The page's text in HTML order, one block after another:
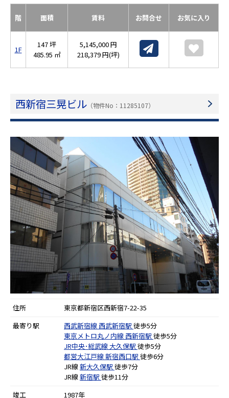
階 面積 賃料 お問合せ お気に入り
1F
147 坪
485.95 ㎡
5,145,000 円
218,379 円(坪)
西新宿三晃ビル （物件No：11285107）
住所
東京都新宿区西新宿7-22-35
最寄り駅
西武新宿線 西武新宿駅 徒歩5分
東京メトロ丸ノ内線 西新宿駅 徒歩5分
JR中央･総武線大久保駅 徒歩5分
都営大江戸線新宿西口駅 徒歩6分
JR線新大久保駅 徒歩7分
JR線新宿駅 徒歩11分
竣工
1987年